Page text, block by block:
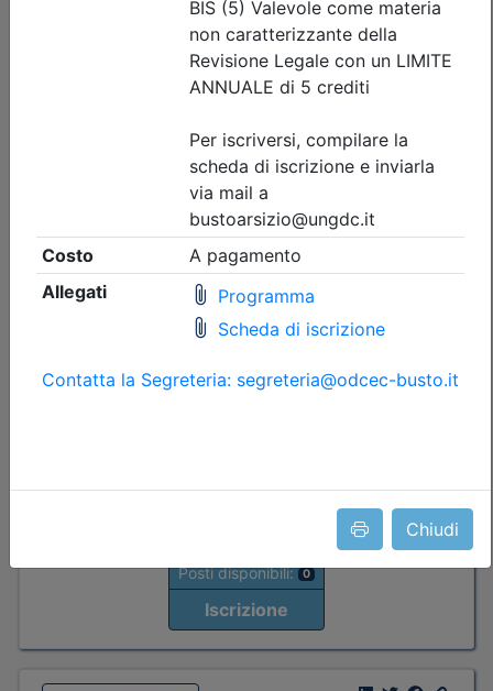
Chiudi
Ordine dei Dottori Commercialisti e degli Esperti Contabili
CONTROLLO DI GESTIONE
15/09/2026al
26/10/2026
Non caratterizzanti
Iscrizioni: dal 16/07/2026 al 13/09/2026
- professionisti appartenenti all'Ordine organizzatore
Posti disponibili: 0
Iscrizione